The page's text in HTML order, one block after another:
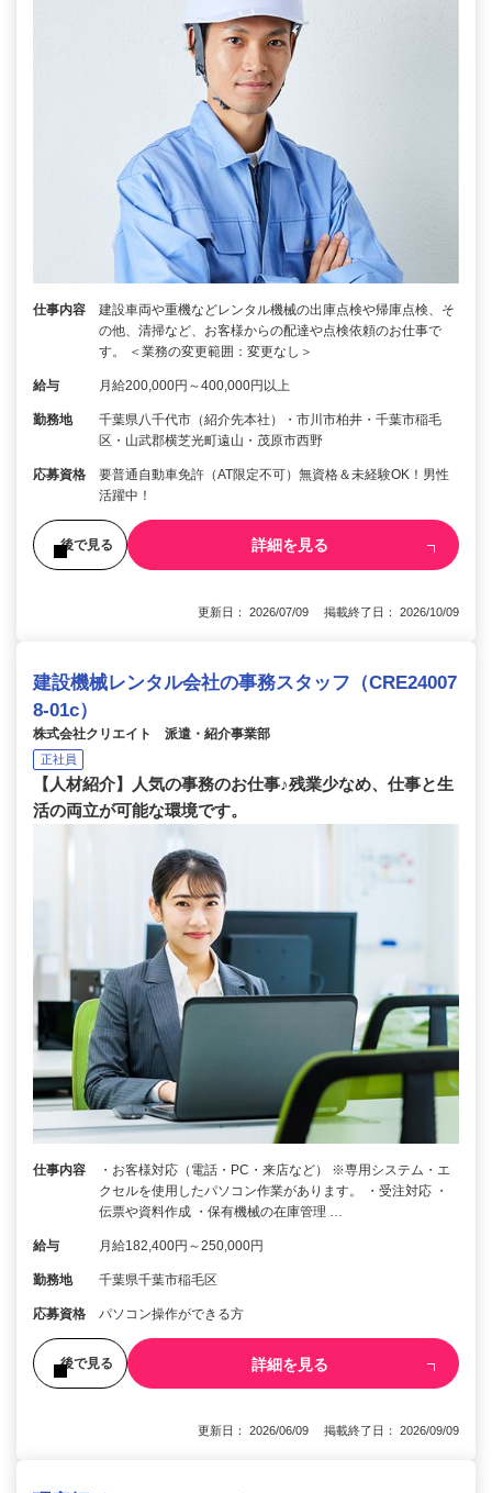
仕事内容
建設車両や重機などレンタル機械の出庫点検や帰庫点検、そ
の他、清掃など、お客様からの配達や点検依頼のお仕事で
す。 ＜業務の変更範囲：変更なし＞
給与 月給200,000円～400,000円以上
勤務地
千葉県八千代市（紹介先本社）・市川市柏井・千葉市稲毛
区・山武郡横芝光町遠山・茂原市西野
応募資格
要普通自動車免許（AT限定不可）無資格＆未経験OK！男性
活躍中！
後で見る 詳細を見る
更新日： 2026/07/09 掲載終了日： 2026/10/09
建設機械レンタル会社の事務スタッフ（CRE24007
8-01c）
株式会社クリエイト 派遣・紹介事業部
正社員
【人材紹介】人気の事務のお仕事♪残業少なめ、仕事と生
活の両立が可能な環境です。
仕事内容
・お客様対応（電話・PC・来店など） ※専用システム・エ
クセルを使用したパソコン作業があります。 ・受注対応 ・
伝票や資料作成 ・保有機械の在庫管理 …
給与 月給182,400円～250,000円
勤務地 千葉県千葉市稲毛区
応募資格 パソコン操作ができる方
後で見る 詳細を見る
更新日： 2026/06/09 掲載終了日： 2026/09/09